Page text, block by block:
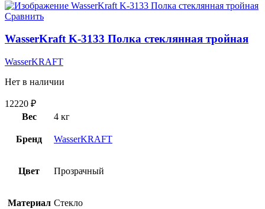
Сравнить
WasserKraft K-3133 Полка стеклянная тройная
WasserKRAFT
Нет в наличии
12220 ₽
Вес
4 кг
Бренд WasserKRAFT
Цвет Прозрачный
Материал Стекло